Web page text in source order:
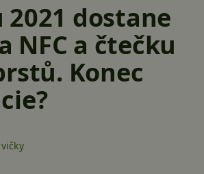
2021 dostane
NFC a čtečku
Konec